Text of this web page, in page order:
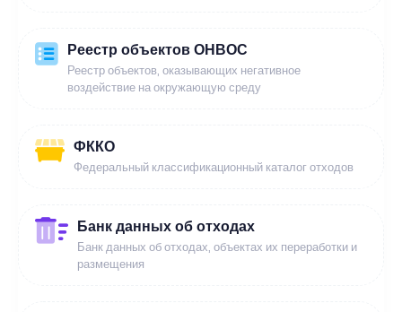
Реестр объектов ОНВОС
Реестр объектов, оказывающих негативное
воздействие на окружающую среду
ФККО
Федеральный классификационный каталог отходов
Банк данных об отходах
Банк данных об отходах, объектах их переработки и
размещения